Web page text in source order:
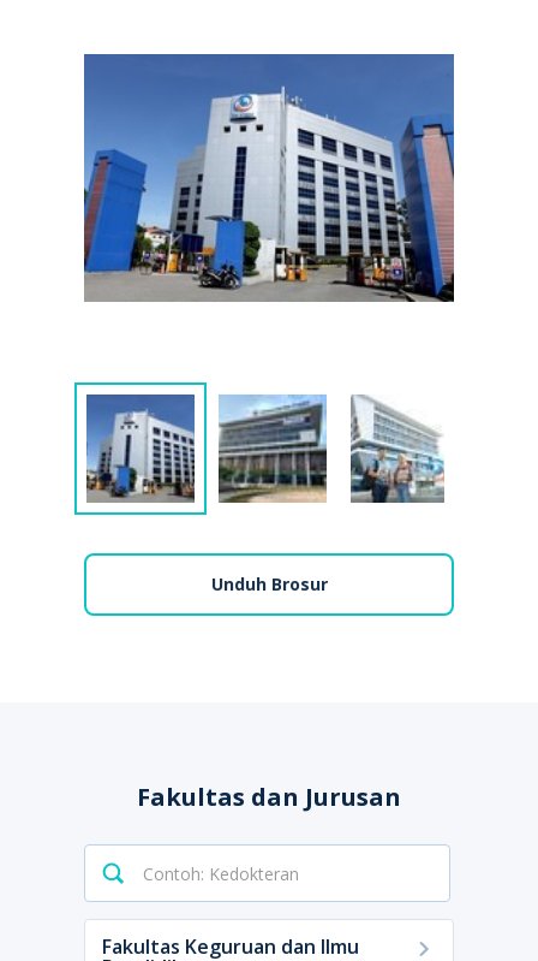
Unduh Brosur
Fakultas dan Jurusan
Fakultas Keguruan dan Ilmu